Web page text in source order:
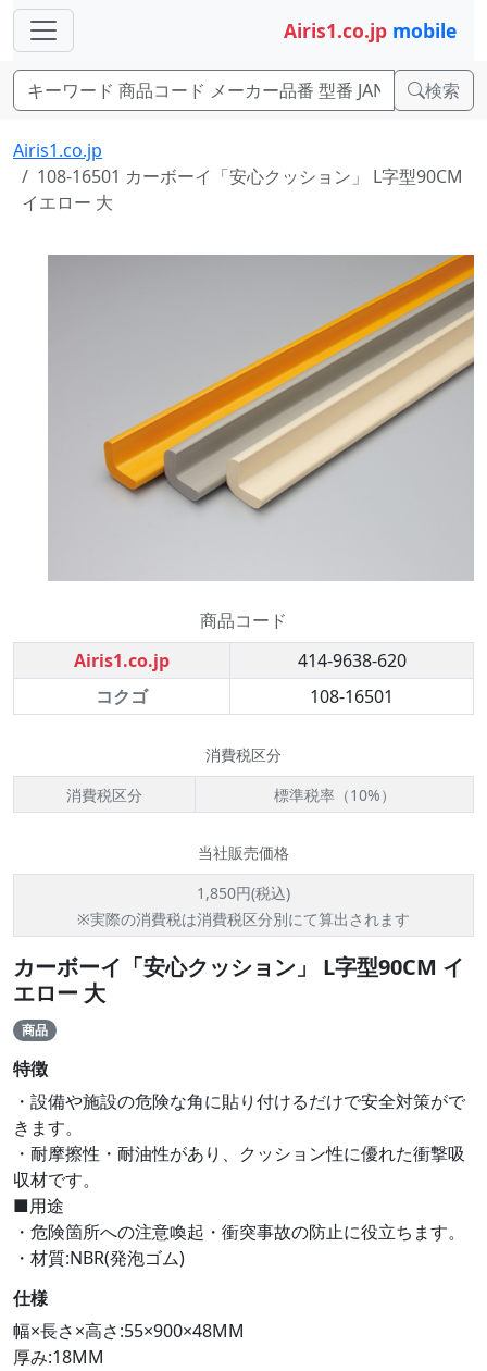
Airis1.co.jp mobile
検索
Airis1.co.jp
108-16501 カーボーイ「安心クッション」 L字型90CM
イエロー 大
商品コード
Airis1.co.jp
414-9638-620
コクゴ
108-16501
消費税区分
消費税区分
標準税率（10%）
当社販売価格
1,850円(税込)
※実際の消費税は消費税区分別にて算出されます
カーボーイ「安心クッション」 L字型90CM イ
エロー 大
商品
特徴
・設備や施設の危険な角に貼り付けるだけで安全対策がで
きます。
・耐摩擦性・耐油性があり、クッション性に優れた衝撃吸
収材です。
■用途
・危険箇所への注意喚起・衝突事故の防止に役立ちます。
・材質:NBR(発泡ゴム)
仕様
幅×長さ×高さ:55×900×48MM
厚み:18MM